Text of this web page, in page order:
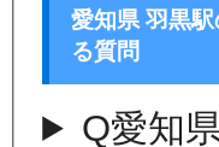
愛知県 羽黒
る質問
Q愛知